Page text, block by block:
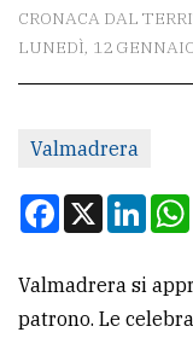
La
redazione
Per
tua
CERCA
CRONACA DAL
LUNEDÌ, 12
Valmadrera
Facebook
X
Valmadrera si
patrono. Le